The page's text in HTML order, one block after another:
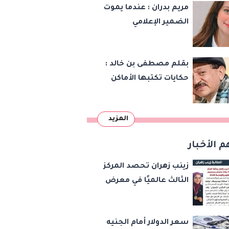
مريم بدران : عندما يموت
الضمير الإعلامي
بقلم مصطفى بن خالد :
حكايات تكتبها الأماكن
المزيد
الأخبار
زينب زهران تحصد المركز
الثالث عالميًا في معرض
سعر الدولار أمام الجنيه